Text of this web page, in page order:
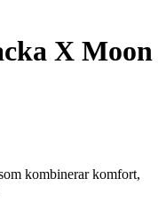
X Moon
kombinerar komfort,